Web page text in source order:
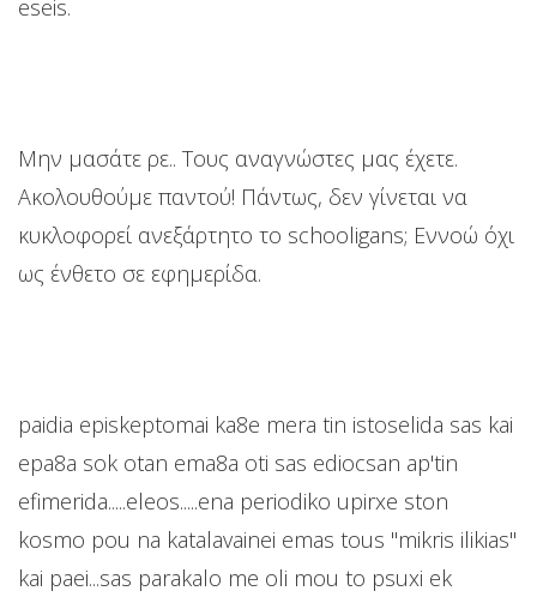
eseis.
Μην μασάτε ρε.. Τους αναγνώστες μας έχετε.
Ακολουθούμε παντού! Πάντως, δεν γίνεται να
κυκλοφορεί ανεξάρτητο το schooligans; Εννοώ όχι
ως ένθετο σε εφημερίδα.
paidia episkeptomai ka8e mera tin istoselida sas kai
epa8a sok otan ema8a oti sas ediocsan ap'tin
efimerida.....eleos.....ena periodiko upirxe ston
kosmo pou na katalavainei emas tous "mikris ilikias"
kai paei...sas parakalo me oli mou to psuxi ek